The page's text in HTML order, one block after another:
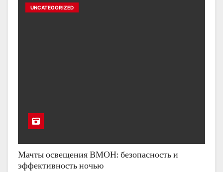
UNCATEGORIZED
Мачты освещения ВМОН: безопасность и
эффективность ночью